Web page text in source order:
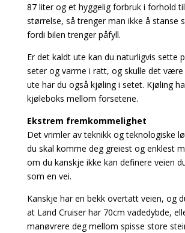
87 liter og et hyggelig forbruk i forhold
størrelse, så trenger man ikke å stanse
fordi bilen trenger påfyll.
Er det kaldt ute kan du naturligvis sette
seter og varme i ratt, og skulle det
ute har du også kjøling i setet. Kjøling
kjøleboks mellom forsetene.
Ekstrem fremkommelighet
Det vrimler av teknikk og teknologiske
du skal komme deg greiest og enklest
om du kanskje ikke kan definere veien
som en vei.
Kanskje har en bekk overtatt veien, og
at Land Cruiser har 70cm vadedybde,
manøvrere deg mellom spisse store